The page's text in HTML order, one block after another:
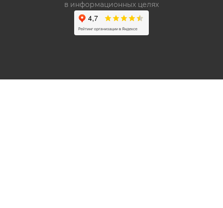
в информационных целях